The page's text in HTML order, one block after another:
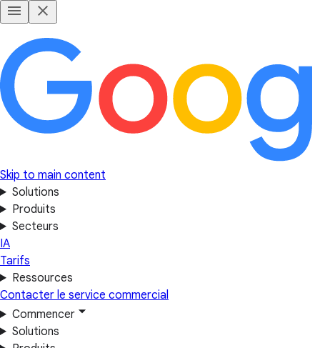
Skip to main content
Solutions
Produits
Secteurs
IA
Tarifs
Ressources
Contacter le service commercial
Commencer
Solutions